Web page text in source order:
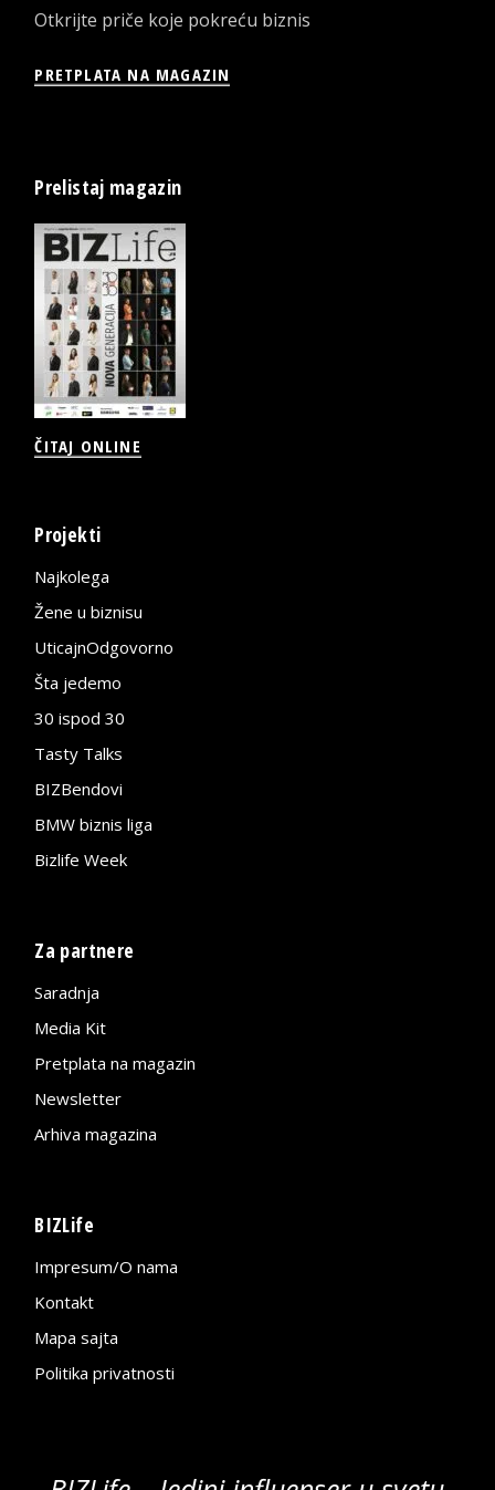
Otkrijte priče koje pokreću biznis
PRETPLATA NA MAGAZIN
Prelistaj magazin
ČITAJ ONLINE
Projekti
Najkolega
Žene u biznisu
UticajnOdgovorno
Šta jedemo
30 ispod 30
Tasty Talks
BIZBendovi
BMW biznis liga
Bizlife Week
Za partnere
Saradnja
Media Kit
Pretplata na magazin
Newsletter
Arhiva magazina
BIZLife
Impresum/O nama
Kontakt
Mapa sajta
Politika privatnosti